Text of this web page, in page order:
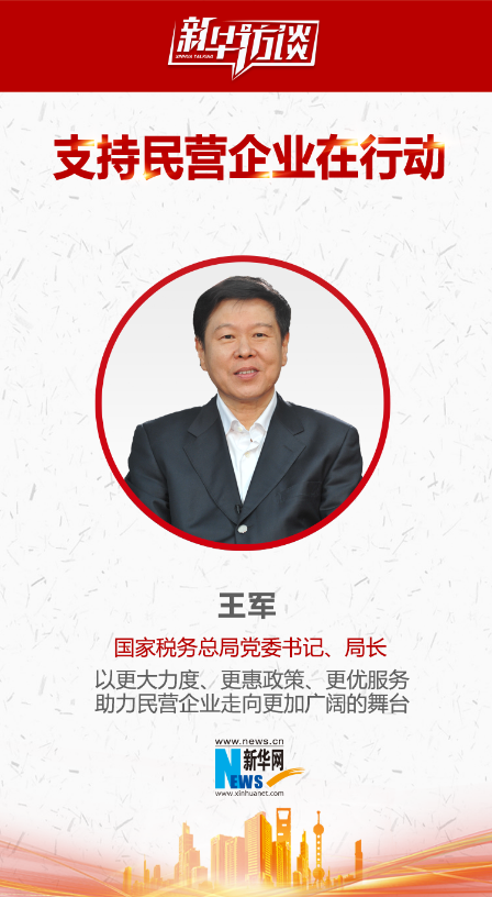
王军
国家税务总局党委书记、局长
以更大力度、更惠政策、更优服务助力
民营企业走向更加广阔的舞台
民营企业座谈会近日在北京召开，围绕发挥税收作
用支持民营企业发展，新华社、新华网和其他中央
媒体记者采访了国家税务总局党委书记、局长王
精彩观点
您如何看待此次座谈会的历史性
意义和对外释放的重要信号？